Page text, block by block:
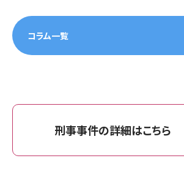
コラム一覧
刑事事件の詳細はこちら